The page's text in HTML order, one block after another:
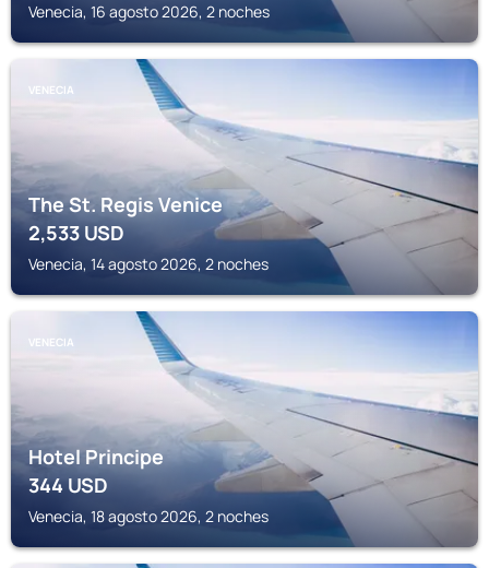
Venecia, 16 agosto 2026, 2 noches
VENECIA
The St. Regis Venice
2,533USD
Venecia, 14 agosto 2026, 2 noches
VENECIA
Hotel Principe
344USD
Venecia, 18 agosto 2026, 2 noches